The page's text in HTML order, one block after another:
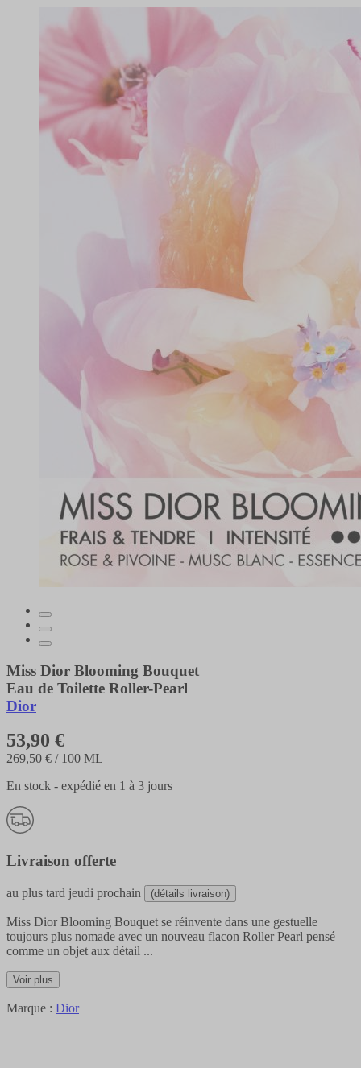
Miss Dior Blooming Bouquet
Eau de Toilette Roller-Pearl
Dior
53,90 €
269,50 € / 100 ML
En stock - expédié en 1 à 3 jours
Livraison offerte
au plus tard jeudi prochain (détails livraison)
Miss Dior Blooming Bouquet se réinvente dans une gestuelle
toujours plus nomade avec un nouveau flacon Roller Pearl pensé
comme un objet aux détail ...
Voir plus
Marque : Dior